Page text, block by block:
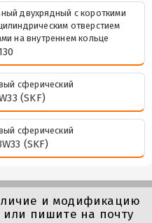
двухрядный с короткими
отверстием
на внутреннем кольце
сферический
(SKF)
сферический
(SKF)
и модификацию
или пишите на почту